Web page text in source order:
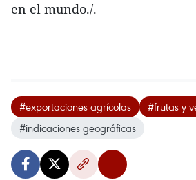
en el mundo./.
#exportaciones agrícolas
#frutas y
#indicaciones geográficas